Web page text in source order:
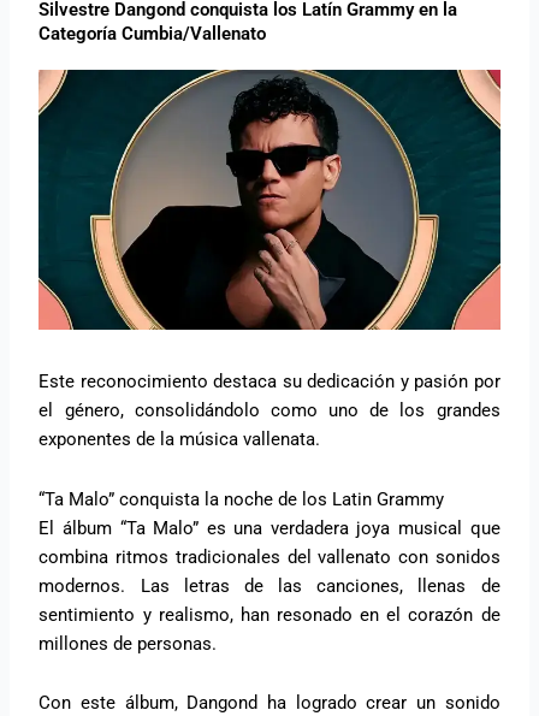
Silvestre Dangond conquista los Latín Grammy en la
Categoría Cumbia/Vallenato
Este reconocimiento destaca su dedicación y pasión por
el género, consolidándolo como uno de los grandes
exponentes de la música vallenata.
“Ta Malo” conquista la noche de los Latin Grammy
El álbum “Ta Malo” es una verdadera joya musical que
combina ritmos tradicionales del vallenato con sonidos
modernos. Las letras de las canciones, llenas de
sentimiento y realismo, han resonado en el corazón de
millones de personas.
Con este álbum, Dangond ha logrado crear un sonido